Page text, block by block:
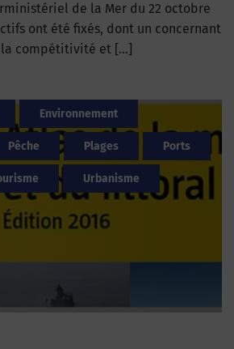
de la Mer du 22 octobre
ont été fixés, dont un concernant
compétitivité et […]
Environnement
Pêche Plages Ports
Urbanisme